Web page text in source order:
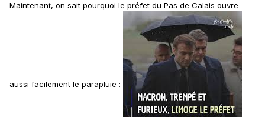
Maintenant, on sait pourquoi le préfet du Pas de Calais ouvre
aussi facilement le parapluie :